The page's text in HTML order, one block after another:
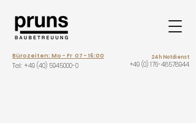
Bürozeiten: Mo - Fr 07 - 16:00
Tel: +49 (40) 5945000-0
24h Notdienst
+49 (0) 176-48578944